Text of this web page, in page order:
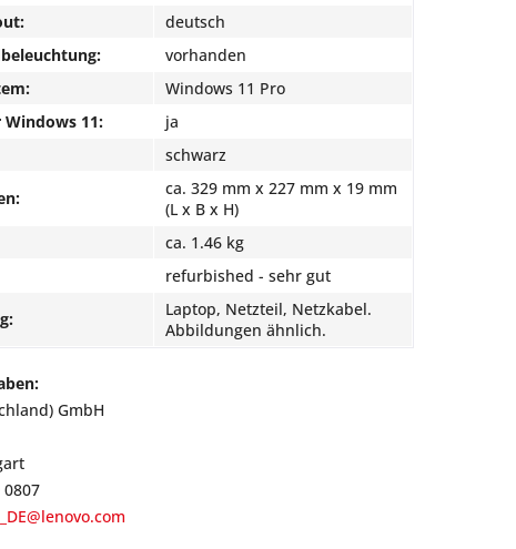
deutsch
vorhanden
Windows 11 Pro
11:
ja
schwarz
ca. 329 mm x 227 mm x 19 mm
(L x B x H)
ca. 1.46 kg
refurbished - sehr gut
Laptop, Netzteil, Netzkabel.
Abbildungen ähnlich.
GmbH
0807